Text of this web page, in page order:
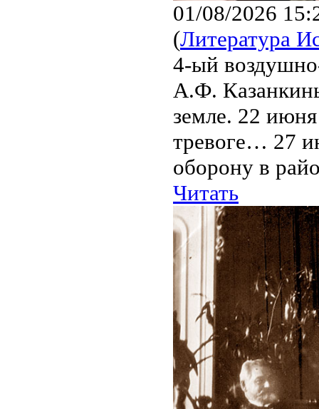
01/08/2026
(Литература
4-ый
А.Ф.
земле. 22
тревоге… 27
оборону в
Читать